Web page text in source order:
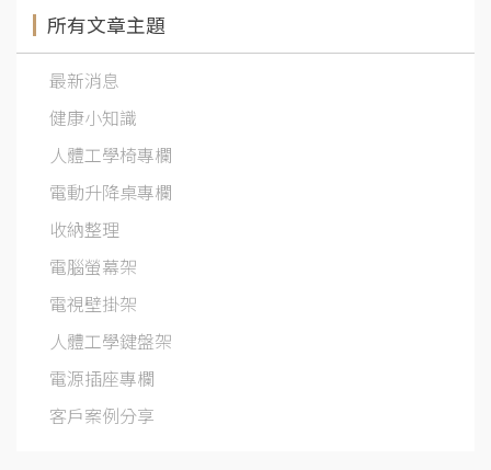
所有文章主題
最新消息
健康小知識
人體工學椅專欄
電動升降桌專欄
收納整理
電腦螢幕架
電視壁掛架
人體工學鍵盤架
電源插座專欄
客戶案例分享